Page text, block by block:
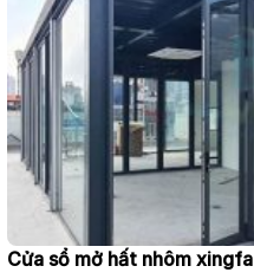
Cửa sổ mở hất nhôm xingfa